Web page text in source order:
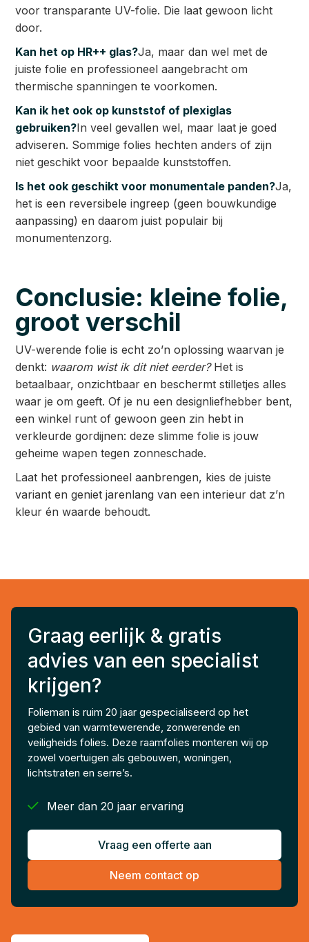
voor transparante UV-folie. Die laat gewoon licht
door.
Kan het op HR++ glas?Ja, maar dan wel met de
juiste folie en professioneel aangebracht om
thermische spanningen te voorkomen.
Kan ik het ook op kunststof of plexiglas
gebruiken?In veel gevallen wel, maar laat je goed
adviseren. Sommige folies hechten anders of zijn
niet geschikt voor bepaalde kunststoffen.
Is het ook geschikt voor monumentale panden?Ja,
het is een reversibele ingreep (geen bouwkundige
aanpassing) en daarom juist populair bij
monumentenzorg.
Conclusie: kleine folie,
groot verschil
UV-werende folie is echt zo’n oplossing waarvan je
denkt: waarom wist ik dit niet eerder?Het is
betaalbaar, onzichtbaar en beschermt stilletjes alles
waar je om geeft. Of je nu een designliefhebber bent,
een winkel runt of gewoon geen zin hebt in
verkleurde gordijnen: deze slimme folie is jouw
geheime wapen tegen zonneschade.
Laat het professioneel aanbrengen, kies de juiste
variant en geniet jarenlang van een interieur dat z’n
kleur én waarde behoudt.
Graag eerlijk & gratis
advies van een specialist
krijgen?
Folieman is ruim 20 jaar gespecialiseerd op het
gebied van warmtewerende, zonwerende en
veiligheids folies. Deze raamfolies monteren wij op
zowel voertuigen als gebouwen, woningen,
lichtstraten en serre’s.
 Meer dan 20 jaar ervaring
Vraag een offerte aan
Neem contact op